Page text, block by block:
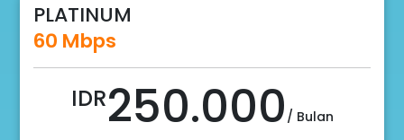
PLATINUM
60 Mbps
IDR250.000 / Bulan